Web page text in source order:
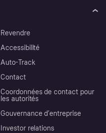
Revendre
Accessibilité
Auto-Track
Contact
Coordonnées de contact pour
les autorités
Gouvernance d’entreprise
Investor relations